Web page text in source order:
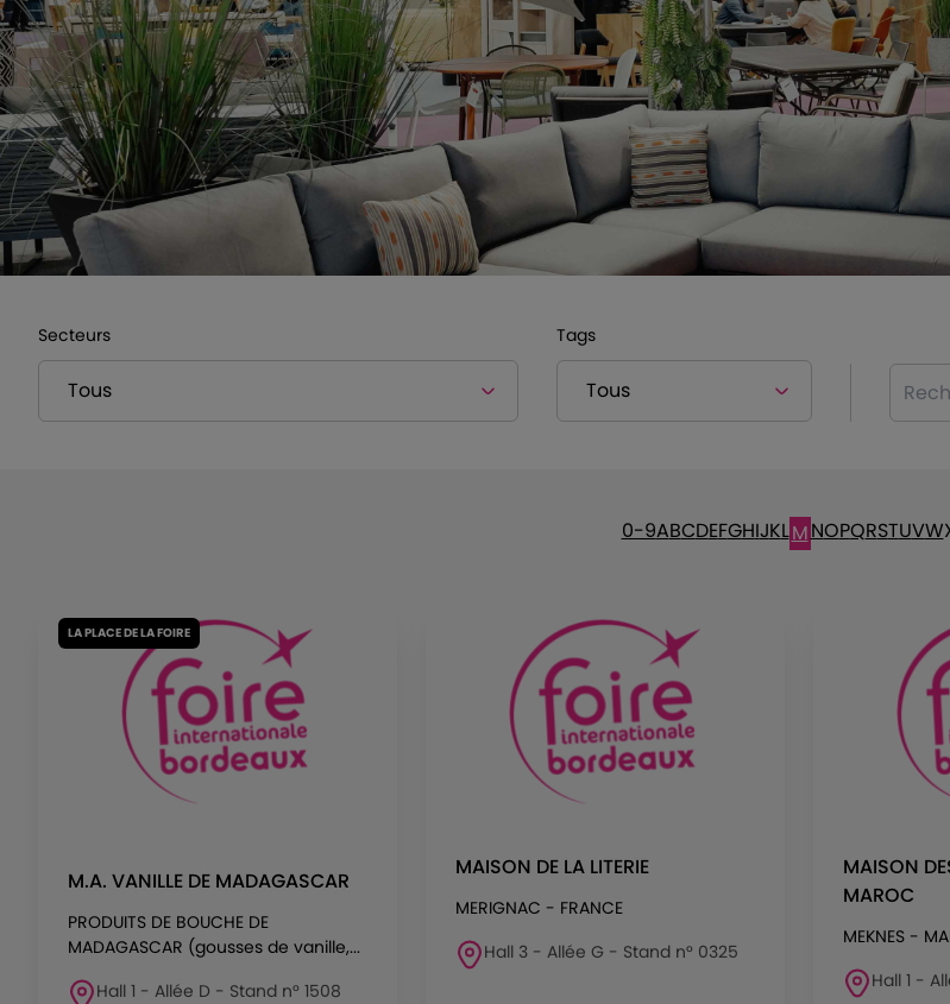
Secteurs Tags
0-9ABCDEFGHIJKLMNOPQRSTUVW
LA PLACE DE LA FOIRE
M.A. VANILLE DE MADAGASCAR
PRODUITS DE BOUCHE DE
MADAGASCAR (gousses de vanille,...
Hall 1 - Allée D - Stand n° 1508
MAISON DE LA LITERIE
MERIGNAC - FRANCE
Hall 3 - Allée G - Stand n° 0325
MAISON
MAROC
MEKNES -
Hall 1 -